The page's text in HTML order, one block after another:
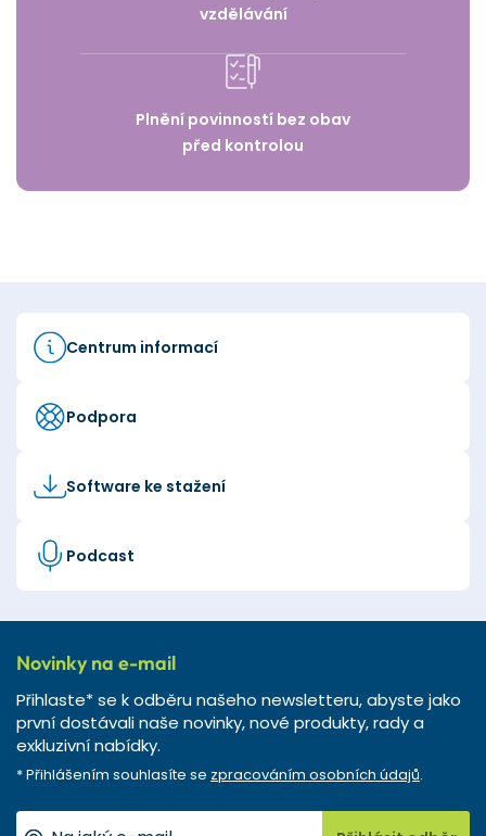
vzdělávání
Plnění povinností bez obav
před kontrolou
Centrum informací
Podpora
Software ke stažení
Podcast
Novinky na e-mail
Přihlaste* se k odběru našeho newsletteru, abyste jako
první dostávali naše novinky, nové produkty, rady a
exkluzivní nabídky.
* Přihlášením souhlasíte se zpracováním osobních údajů.